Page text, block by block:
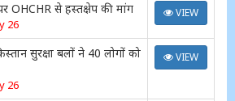
OHCHR से हस्तक्षेप की मांग
26
VIEW
सुरक्षा बलों ने 40 लोगों को
26
VIEW